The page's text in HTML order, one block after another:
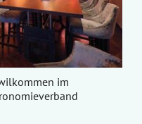
im